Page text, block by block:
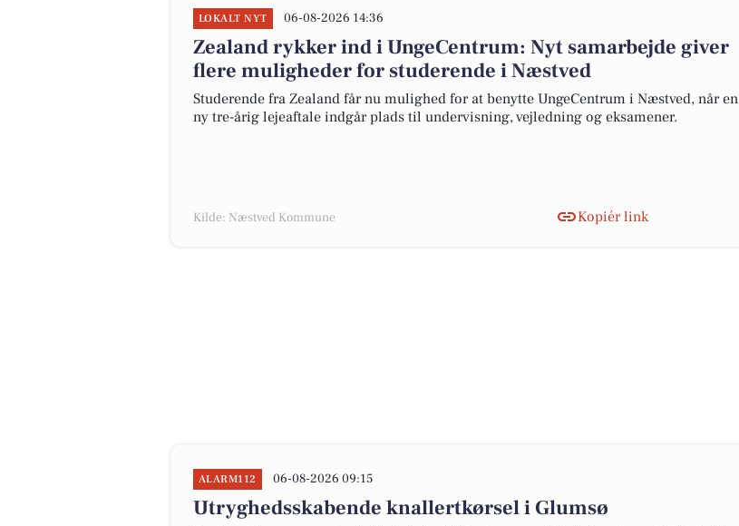
LOKALT NYT 06-08-2026 14:36
Zealand rykker ind i UngeCentrum: Nyt samarbejde giver
flere muligheder for studerende i Næstved
Studerende fra Zealand får nu mulighed for at benytte UngeCentrum i Næstved, når en
ny tre-årig lejeaftale indgår plads til undervisning, vejledning og eksamener.
Kilde: Næstved Kommune Kopiér link
ALARM112 06-08-2026 09:15
Utryghedsskabende knallertkørsel i Glumsø